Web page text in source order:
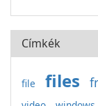
Címkék
file files